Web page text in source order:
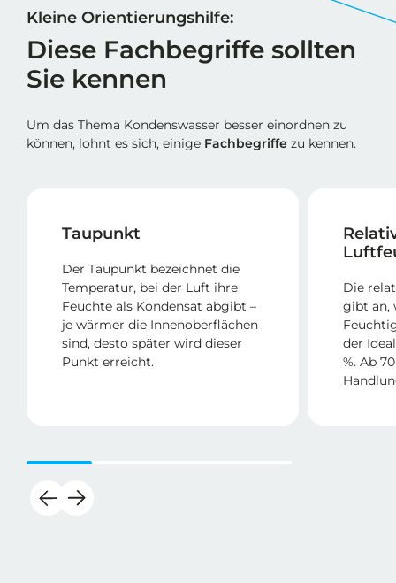
Kleine Orientierungshilfe:
Diese Fachbegriffe sollten
Sie kennen
Um das Thema Kondenswasser besser einordnen zu
können, lohnt es sich, einige Fachbegriffe zu kennen.
Taupunkt
Der Taupunkt bezeichnet die
Temperatur, bei der Luft ihre
Feuchte als Kondensat abgibt –
je wärmer die Innenoberflächen
sind, desto später wird dieser
Punkt erreicht.
Die
gibt an,
der
%. Ab